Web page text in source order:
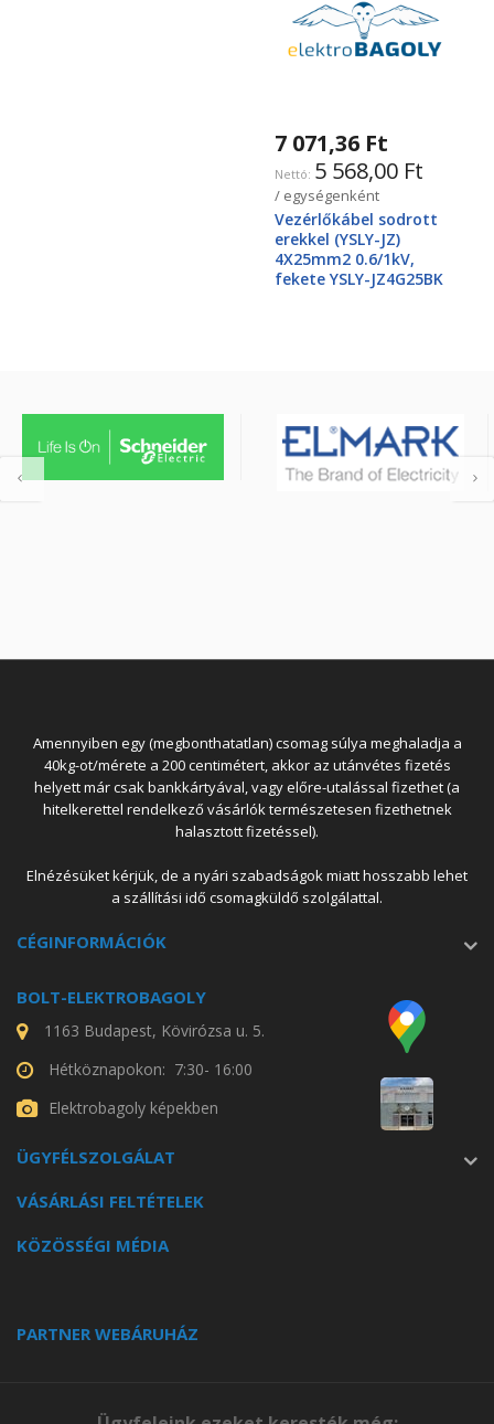
7 071,36 Ft
5 568,00 Ft
/ egységenként
Vezérlőkábel sodrott
erekkel (YSLY-JZ)
4X25mm2 0.6/1kV,
fekete YSLY-JZ4G25BK
Amennyiben egy (megbonthatatlan) csomag súlya meghaladja a
40kg-ot/mérete a 200 centimétert, akkor az utánvétes fizetés
helyett már csak bankkártyával, vagy előre-utalással fizethet (a
hitelkerettel rendelkező vásárlók természetesen fizethetnek
halasztott fizetéssel).
Elnézésüket kérjük, de a nyári szabadságok miatt hosszabb lehet
a szállítási idő csomagküldő szolgálattal.
CÉGINFORMÁCIÓK
BOLT-ELEKTROBAGOLY
1163 Budapest, Kövirózsa u. 5.
Hétköznapokon: 7:30- 16:00
Elektrobagoly képekben
ÜGYFÉLSZOLGÁLAT
VÁSÁRLÁSI FELTÉTELEK
KÖZÖSSÉGI MÉDIA
PARTNER WEBÁRUHÁZ